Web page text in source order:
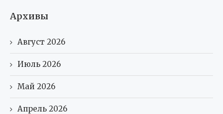
Архивы
Август 2026
Июль 2026
Май 2026
Апрель 2026